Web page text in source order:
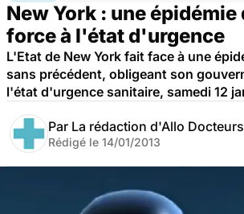
New York : une épidémie
force à l'état d'urgence
L'Etat de New York fait face à une
sans précédent, obligeant son
l'état d'urgence sanitaire, samedi 12
Par La rédaction d'Allo Docteurs
Rédigé le 14/01/2013